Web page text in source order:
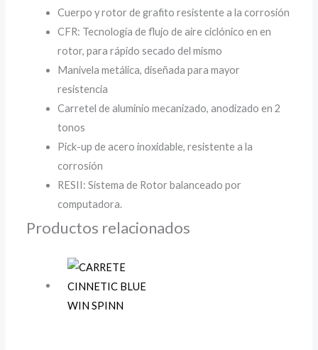
Cuerpo y rotor de grafito resistente a la corrosión
CFR: Tecnología de flujo de aire ciclónico en en
rotor, para rápido secado del mismo
Manivela metálica, diseñada para mayor
resistencia
Carretel de aluminio mecanizado, anodizado en 2
tonos
Pick-up de acero inoxidable, resistente a la
corrosión
RESII: Sistema de Rotor balanceado por
computadora.
Productos relacionados